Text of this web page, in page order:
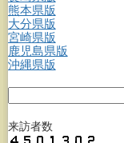
熊本県版
大分県版
宮崎県版
鹿児島県版
沖縄県版
来訪者数